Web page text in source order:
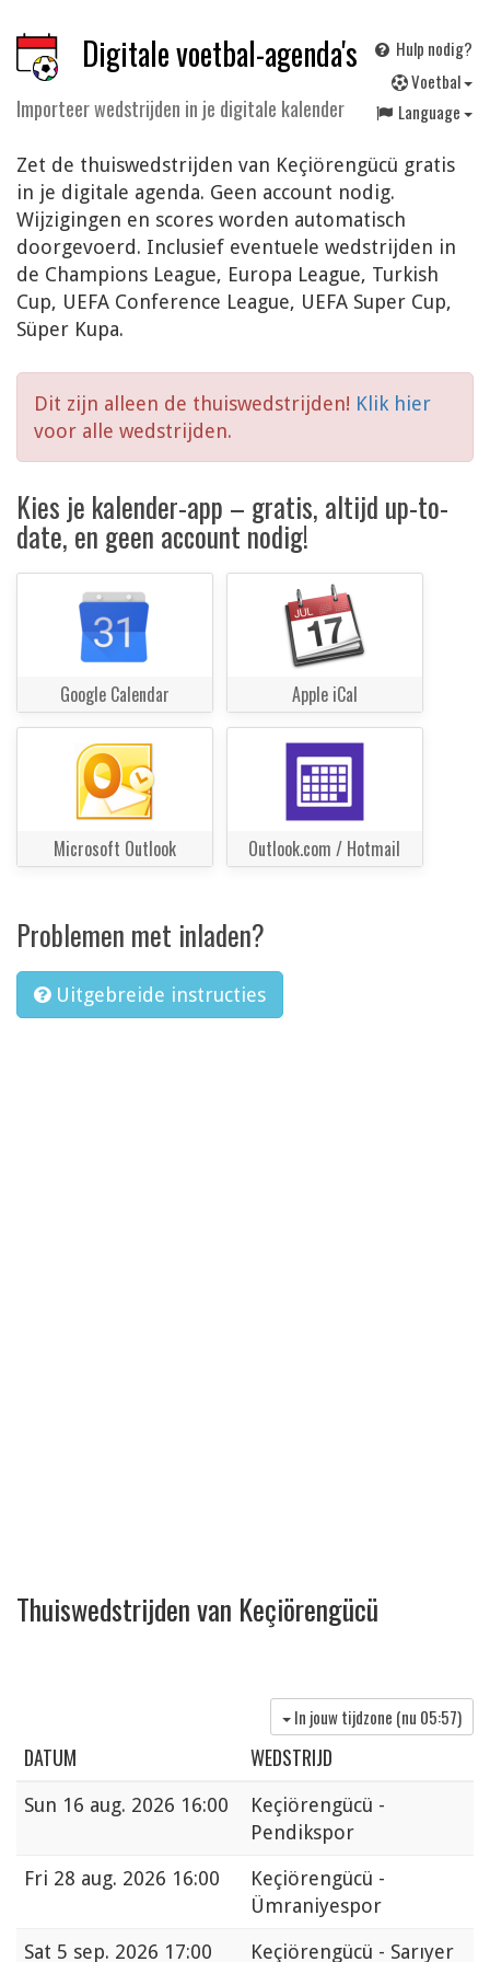
Digitale voetbal-agenda's
Importeer wedstrijden in je digitale kalender
Hulp nodig?
Voetbal
Language
Zet de thuiswedstrijden van Keçiörengücü gratis
in je digitale agenda. Geen account nodig.
Wijzigingen en scores worden automatisch
doorgevoerd. Inclusief eventuele wedstrijden in
de Champions League, Europa League, Turkish
Cup, UEFA Conference League, UEFA Super Cup,
Süper Kupa.
Dit zijn alleen de thuiswedstrijden! Klik hier
voor alle wedstrijden.
Kies je kalender-app – gratis, altijd up-to-
date, en geen account nodig!
Google Calendar Apple iCal
Microsoft Outlook Outlook.com / Hotmail
Problemen met inladen?
Uitgebreide instructies
Thuiswedstrijden van Keçiörengücü
In jouw tijdzone (nu 05:57)
DATUM WEDSTRIJD
Sun 16 aug. 2026 16:00
Keçiörengücü -
Pendikspor
Fri 28 aug. 2026 16:00
Keçiörengücü -
Ümraniyespor
Sat 5 sep. 2026 17:00 Keçiörengücü - Sarıyer